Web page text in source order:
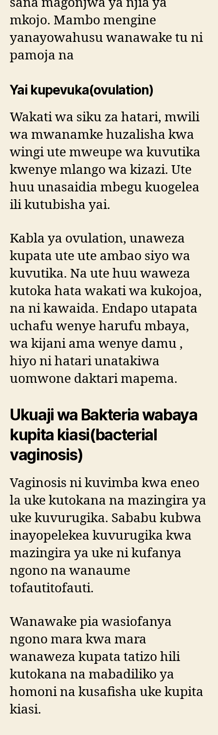
mkojo. Mambo mengine
yanayowahusu wanawake tu ni
pamoja na
Yai kupevuka(ovulation)
Wakati wa siku za hatari, mwili
wa mwanamke huzalisha kwa
wingi ute mweupe wa kuvutika
kwenye mlango wa kizazi. Ute
huu unasaidia mbegu kuogelea
ili kutubisha yai.
Kabla ya ovulation, unaweza
kupata ute ute ambao siyo wa
kuvutika. Na ute huu waweza
kutoka hata wakati wa kukojoa,
na ni kawaida. Endapo utapata
uchafu wenye harufu mbaya,
wa kijani ama wenye damu ,
hiyo ni hatari unatakiwa
uomwone daktari mapema.
Ukuaji wa Bakteria wabaya
kupita kiasi(bacterial
vaginosis)
Vaginosis ni kuvimba kwa eneo
la uke kutokana na mazingira ya
uke kuvurugika. Sababu kubwa
inayopelekea kuvurugika kwa
mazingira ya uke ni kufanya
ngono na wanaume
tofautitofauti.
Wanawake pia wasiofanya
ngono mara kwa mara
wanaweza kupata tatizo hili
kutokana na mabadiliko ya
homoni na kusafisha uke kupita
kiasi.